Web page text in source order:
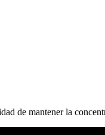
de mantener la